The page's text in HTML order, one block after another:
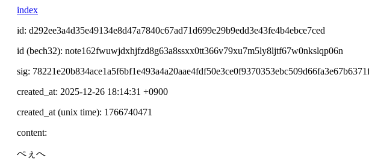
index
id: d292ee3a4d35e49134e8d47a7840c67ad71d699e29b9edd3e43fe4b4ebce7ced
id (bech32): note162fwuwjdxhjfzd8g63a8ssxx0tt366v79xu7m5ly8ljtf67w0nkslqp06n
sig:
created_at: 2025-12-26 18:14:31 +0900
created_at (unix time): 1766740471
content:
ぺぇへ